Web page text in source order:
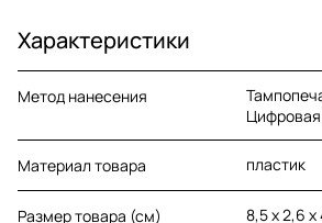
Характеристики
Метод нанесения
Материал товара пластик
Размер товара (см) 8,5 х 2,6 х